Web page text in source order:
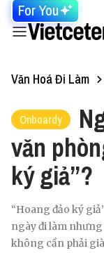
For You
Văn Hoá Đi Làm
Onboardy
văn
ký giả”?
“Hoang đảo ký
ngày đi làm
không cần phải